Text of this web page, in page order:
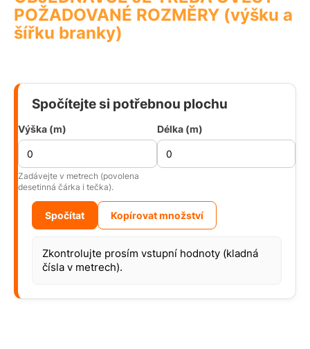
POŽADOVANÉ ROZMĚRY (výšku a
šířku branky)
Spočítejte si potřebnou plochu
Výška (m)
Zadávejte v metrech (povolena
desetinná čárka i tečka).
Délka (m)
Spočítat Kopírovat množství
Zkontrolujte prosím vstupní hodnoty (kladná
čísla v metrech).